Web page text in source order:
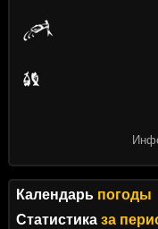
Календарь погоды
Статистика за